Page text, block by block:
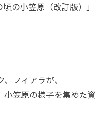
の小笠原（改訂版）」
フィアラが、
笠原の様子を集めた資